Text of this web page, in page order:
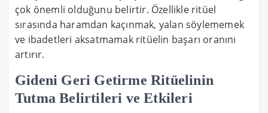
çok önemli olduğunu belirtir. Özellikle ritüel
sırasında haramdan kaçınmak, yalan söylememek
ve ibadetleri aksatmamak ritüelin başarı oranını
artırır.
Gideni Geri Getirme Ritüelinin
Tutma Belirtileri ve Etkileri